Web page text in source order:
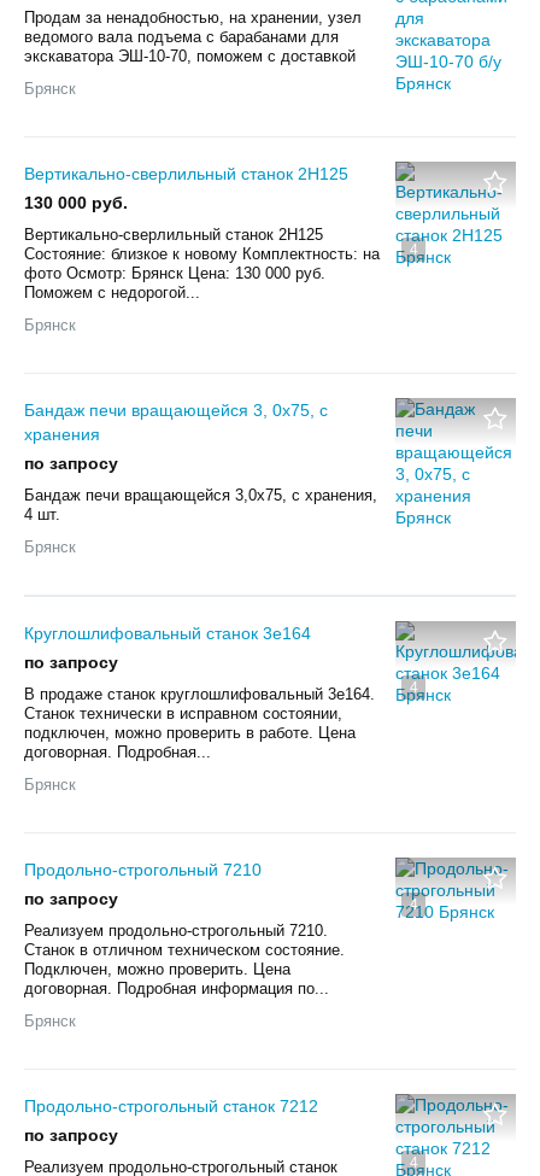
Продам за ненадобностью, на хранении, узел
ведомого вала подъема с барабанами для
экскаватора ЭШ-10-70, поможем с доставкой
Брянск
4
Вертикально-сверлильный станок 2Н125
130 000 руб.
Вертикально-сверлильный станок 2Н125
Состояние: близкое к новому Комплектность: на
фото Осмотр: Брянск Цена: 130 000 руб.
Поможем с недорогой...
Брянск
Бандаж печи вращающейся 3, 0х75, с
хранения
по запросу
Бандаж печи вращающейся 3,0х75, с хранения,
4 шт.
Брянск
4
Круглошлифовальный станок 3е164
по запросу
В продаже станок круглошлифовальный 3е164.
Станок технически в исправном состоянии,
подключен, можно проверить в работе. Цена
договорная. Подробная...
Брянск
4
Продольно-строгольный 7210
по запросу
Реализуем продольно-строгольный 7210.
Станок в отличном техническом состояние.
Подключен, можно проверить. Цена
договорная. Подробная информация по...
Брянск
4
Продольно-строгольный станок 7212
по запросу
Реализуем продольно-строгольный станок